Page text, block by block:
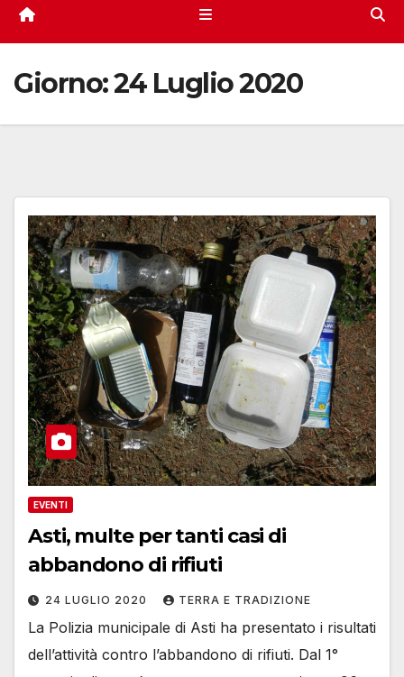
Giorno:24 Luglio 2020
EVENTI
Asti, multe per tanti casi di
abbandono di rifiuti
24 LUGLIO 2020 TERRA E TRADIZIONE
La Polizia municipale di Asti ha presentato i risultati
dell’attività contro l’abbandono di rifiuti. Dal 1°